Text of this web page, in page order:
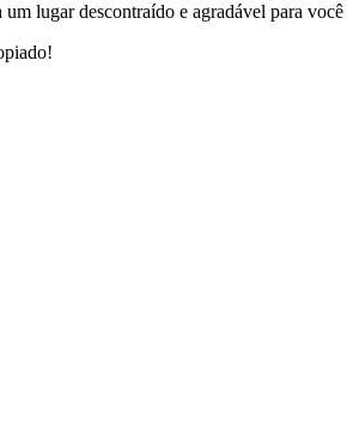
lugar descontraído e agradável para